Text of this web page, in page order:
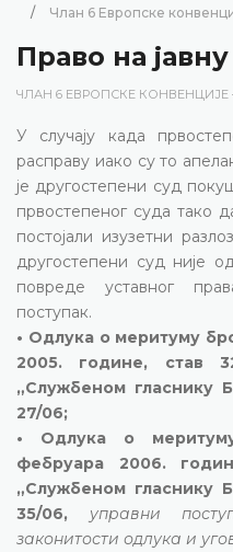
Члан 6 Европске
Право на
ЧЛАН 6 ЕВРОПСКЕ
У случају када
расправу иако су то
је другостепени суд
првостепеног суда тако
постојали изузетни
другостепени суд није
повреде уставног
поступак.
• Одлука о меритуму
2005. године, став
„Службеном гласнику
27/06;
• Одлука о
фебруара 2006.
„Службеном гласнику
35/06, управни
законитости одлука и